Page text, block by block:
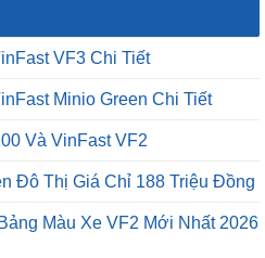
VF3 Chi Tiết
Minio Green Chi Tiết
Và VinFast VF2
Đô Thị Giá Chỉ 188 Triệu Đồng
Màu Xe VF2 Mới Nhất 2026